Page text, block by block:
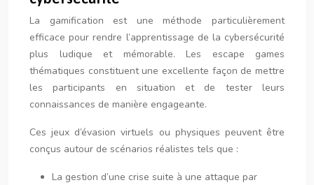
La gamification est une méthode particulièrement
efficace pour rendre l’apprentissage de la cybersécurité
plus ludique et mémorable. Les escape games
thématiques constituent une excellente façon de mettre
les participants en situation et de tester leurs
connaissances de manière engageante.
Ces jeux d’évasion virtuels ou physiques peuvent être
conçus autour de scénarios réalistes tels que :
La gestion d’une crise suite à une attaque par